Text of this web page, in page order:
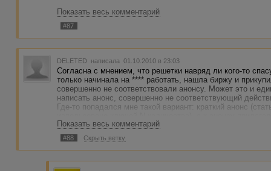
По существу. Решетка - защита от ленивых, но, так как
быть, что и сработает:)))
Показать весь комментарий
#87
DELETED написала 01.10.2010 в 23:03
Согласна с мнением, что решетки навряд ли кого-то
только начинала на **** работать, нашла биржу и
совершенно не соответствовали анонсу. Может это и
написать анонс, совершенно не соответствующий
Где-то попадался мне такой вариант: краткий анонс
одному неоконченному предложению (счет где-то через
от силы). Таким образом покупатель видел,
превью на мой взгляд просто не было необходимости,
текст. Может как то так?
Показать весь комментарий
#88 Скрыть ветку